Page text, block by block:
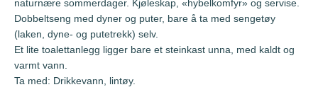
naturnære sommerdager. Kjøleskap, «hybelkomfyr» og servise.
Dobbeltseng med dyner og puter, bare å ta med sengetøy
(laken, dyne- og putetrekk) selv.
Et lite toalettanlegg ligger bare et steinkast unna, med kaldt og
varmt vann.
Ta med: Drikkevann, lintøy.